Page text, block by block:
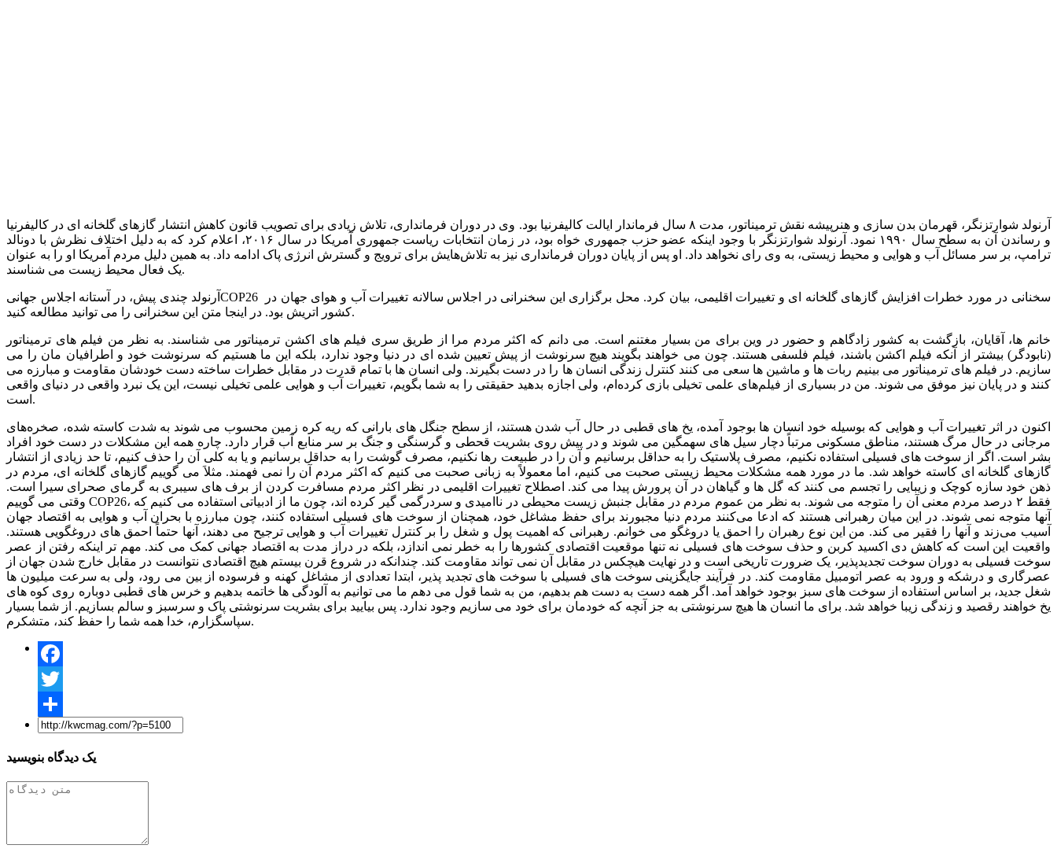
آرنولد شوارتزنگر، قهرمان بدن سازی و هنرپیشه نقش ترمیناتور، مدت ۸ سال فرماندار ایالت کالیفرنیا بود. وی در دوران فرمانداری، تلاش زیادی برای تصویب قانون کاهش انتشار گازهای گلخانه ای در کالیفرنیا
و رساندن آن به سطح سال ۱۹۹۰ نمود. آرنولد شوارتزنگر با وجود اینکه عضو حزب جمهوری خواه بود، در زمان انتخابات ریاست جمهوری آمریکا در سال ۲۰۱۶، اعلام کرد که به دلیل اختلاف نظرش با دونالد
ترامپ، بر سر مسائل آب و هوایی و محیط زیستی، به وی رای نخواهد داد. او پس از پایان دوران فرمانداری نیز به تلاش‌هایش برای ترویج و گسترش انرژی پاک ادامه داد. به همین دلیل مردم آمریکا او را به عنوان
یک فعال محیط زیست می شناسند.
آرنولد چندی پیش، در آستانه اجلاس جهانیCOP26 سخنانی در مورد خطرات افزایش گازهای گلخانه ای و تغییرات اقلیمی، بیان کرد. محل برگزاری این سخنرانی در اجلاس سالانه تغییرات آب و هوای جهان در
کشور اتریش بود. در اینجا متن این سخنرانی را می توانید مطالعه کنید.
خانم ها، آقایان، بازگشت به کشور زادگاهم و حضور در وین برای من بسیار مغتنم است. می دانم که اکثر مردم مرا از طریق سری فیلم های اکشن ترمیناتور می شناسند. به نظر من فیلم های ترمیناتور
(نابودگر) بیشتر از آنکه فیلم اکشن باشند، فیلم فلسفی هستند. چون می خواهند بگویند هیچ سرنوشت از پیش تعیین شده ای در دنیا وجود ندارد، بلکه این ما هستیم که سرنوشت خود و اطرافیان مان را می
سازیم. در فیلم های ترمیناتور می بینیم ربات ها و ماشین ها سعی می کنند کنترل زندگی انسان ها را در دست بگیرند. ولی انسان ها با تمام قدرت در مقابل خطرات ساخته دست خودشان مقاومت و مبارزه می
کنند و در پایان نیز موفق می شوند. من در بسیاری از فیلم‌های علمی تخیلی بازی کرده‌ام، ولی اجازه بدهید حقیقتی را به شما بگویم، تغییرات آب و هوایی علمی تخیلی نیست، این یک نبرد واقعی در دنیای واقعی
است.
اکنون در اثر تغییرات آب و هوایی که بوسیله خود انسان ها بوجود آمده، یخ های قطبی در حال آب شدن هستند، از سطح جنگل های بارانی که ریه کره زمین محسوب می شوند به شدت کاسته شده، صخره‌های
مرجانی در حال مرگ هستند، مناطق مسکونی مرتباً دچار سیل های سهمگین می شوند و در پیش روی بشریت قحطی و گرسنگی و جنگ بر سر منابع آب قرار دارد. چاره همه این مشکلات در دست خود افراد
بشر است. اگر از سوخت های فسیلی استفاده نکنیم، مصرف پلاستیک را به حداقل برسانیم و آن را در طبیعت رها نکنیم، مصرف گوشت را به حداقل برسانیم و یا به کلی آن را حذف کنیم، تا حد زیادی از انتشار
گازهای گلخانه ای کاسته خواهد شد. ما در مورد همه مشکلات محیط زیستی صحبت می کنیم، اما معمولاً به زبانی صحبت می کنیم که اکثر مردم آن را نمی فهمند. مثلاَ می گوییم گازهای گلخانه ای، مردم در
ذهن خود سازه کوچک و زیبایی را تجسم می کنند که گل ها و گیاهان در آن پرورش پیدا می کند. اصطلاح تغییرات اقلیمی در نظر اکثر مردم مسافرت کردن از برف های سیبری به گرمای صحرای سیرا است.
وقتی می گوییم COP26، فقط ۲ درصد مردم معنی آن را متوجه می شوند. به نظر من عموم مردم در مقابل جنبش زیست محیطی در ناامیدی و سردرگمی گیر کرده اند، چون ما از ادبیاتی استفاده می کنیم که
آنها متوجه نمی شوند. در این میان رهبرانی هستند که ادعا می‌کنند مردم دنیا مجبورند برای حفظ مشاغل خود، همچنان از سوخت های فسیلی استفاده کنند، چون مبارزه با بحران آب ‌و هوایی به اقتصاد جهان
آسیب می‌زند و آنها را فقیر می کند. من این نوع رهبران را احمق یا دروغگو می خوانم. رهبرانی که اهمیت پول و شغل را بر کنترل تغییرات آب و هوایی ترجیح می دهند، آنها حتماً احمق های دروغگویی هستند.
واقعیت این است که کاهش دی اکسید کربن و حذف سوخت های فسیلی نه تنها موقعیت اقتصادی کشورها را به خطر نمی اندازد، بلکه در دراز مدت به اقتصاد جهانی کمک می کند. مهم تر اینکه رفتن از عصر
سوخت فسیلی به دوران سوخت تجدیدپذیر، یک ضرورت تاریخی است و در نهایت هیچکس در مقابل آن نمی تواند مقاومت کند. چندانکه در شروع قرن بیستم هیچ اقتصادی نتوانست در مقابل خارج شدن جهان از
عصرگاری و درشکه و ورود به عصر اتومبیل مقاومت کند. در فرآیند جایگزینی سوخت های فسیلی با سوخت های تجدید پذیر، ابتدا تعدادی از مشاغل کهنه و فرسوده از بین می رود، ولی به سرعت میلیون ها
شغل جدید، بر اساس استفاده از سوخت های سبز بوجود خواهد آمد. اگر همه دست به دست هم بدهیم، من به شما قول می دهم ما می توانیم به آلودگی ها خاتمه بدهیم و خرس های قطبی دوباره روی کوه های
یخ خواهند رقصید و زندگی زیبا خواهد شد. برای ما انسان ها هیچ سرنوشتی به جز آنچه که خودمان برای خود می سازیم وجود ندارد. پس بیایید برای بشریت سرنوشتی پاک و سرسبز و سالم بسازیم. از شما بسیار
سپاسگزارم، خدا همه شما را حفظ کند، متشکرم.
Facebook
Twitter
Share
یک دیدگاه بنویسید